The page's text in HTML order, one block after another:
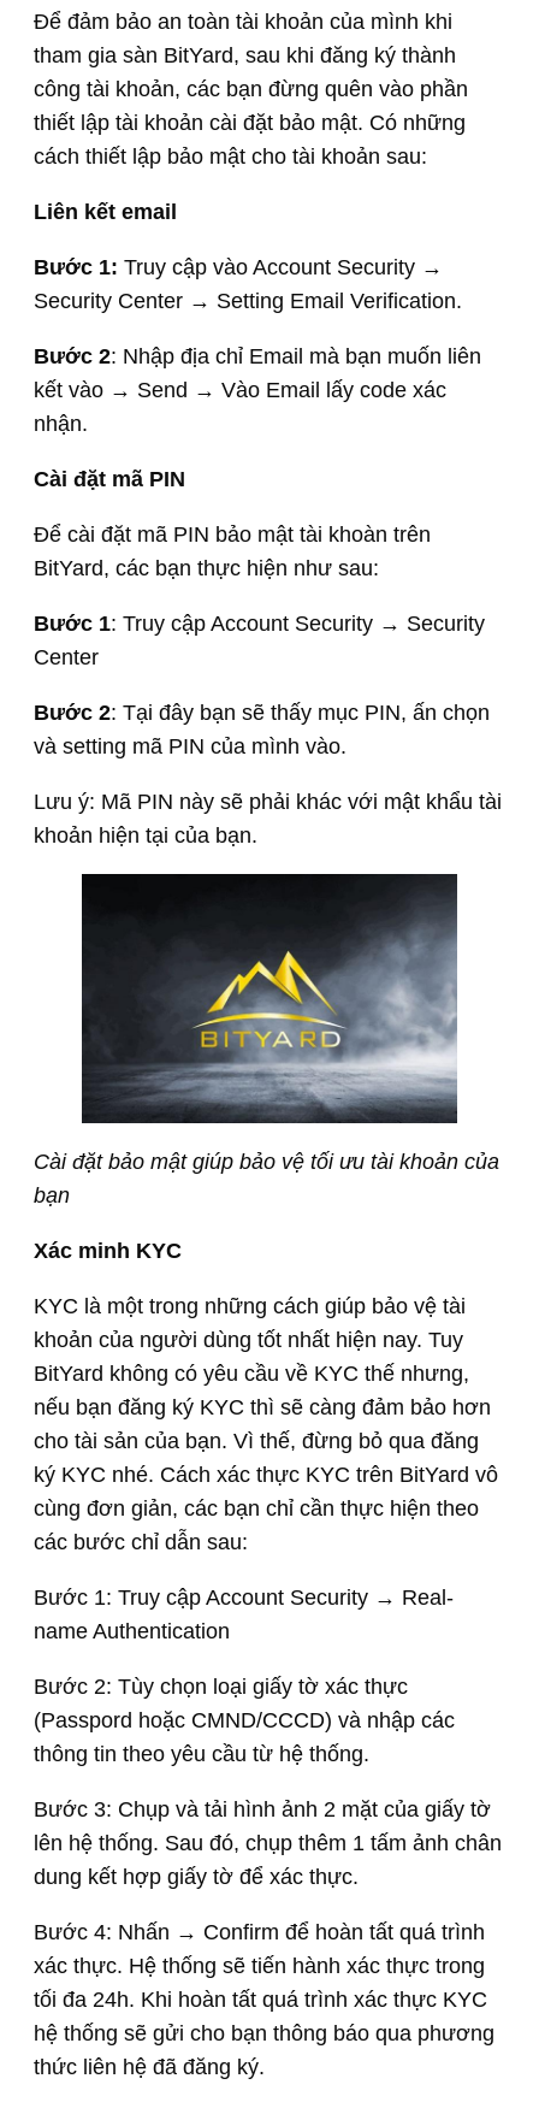
Để đảm bảo an toàn tài khoản của mình khi
tham gia sàn BitYard, sau khi đăng ký thành
công tài khoản, các bạn đừng quên vào phần
thiết lập tài khoản cài đặt bảo mật. Có những
cách thiết lập bảo mật cho tài khoản sau:
Liên kết email
Bước 1: Truy cập vào Account Security →
Security Center → Setting Email Verification.
Bước 2: Nhập địa chỉ Email mà bạn muốn liên
kết vào → Send → Vào Email lấy code xác
nhận.
Cài đặt mã PIN
Để cài đặt mã PIN bảo mật tài khoàn trên
BitYard, các bạn thực hiện như sau:
Bước 1: Truy cập Account Security → Security
Center
Bước 2: Tại đây bạn sẽ thấy mục PIN, ấn chọn
và setting mã PIN của mình vào.
Lưu ý: Mã PIN này sẽ phải khác với mật khẩu tài
khoản hiện tại của bạn.
Cài đặt bảo mật giúp bảo vệ tối ưu tài khoản của
bạn
Xác minh KYC
KYC là một trong những cách giúp bảo vệ tài
khoản của người dùng tốt nhất hiện nay. Tuy
BitYard không có yêu cầu về KYC thế nhưng,
nếu bạn đăng ký KYC thì sẽ càng đảm bảo hơn
cho tài sản của bạn. Vì thế, đừng bỏ qua đăng
ký KYC nhé. Cách xác thực KYC trên BitYard vô
cùng đơn giản, các bạn chỉ cần thực hiện theo
các bước chỉ dẫn sau:
Bước 1: Truy cập Account Security → Real-
name Authentication
Bước 2: Tùy chọn loại giấy tờ xác thực
(Passpord hoặc CMND/CCCD) và nhập các
thông tin theo yêu cầu từ hệ thống.
Bước 3: Chụp và tải hình ảnh 2 mặt của giấy tờ
lên hệ thống. Sau đó, chụp thêm 1 tấm ảnh chân
dung kết hợp giấy tờ để xác thực.
Bước 4: Nhấn → Confirm để hoàn tất quá trình
xác thực. Hệ thống sẽ tiến hành xác thực trong
tối đa 24h. Khi hoàn tất quá trình xác thực KYC
hệ thống sẽ gửi cho bạn thông báo qua phương
thức liên hệ đã đăng ký.